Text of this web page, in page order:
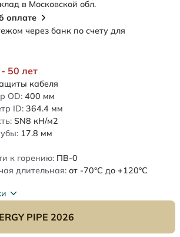
50 лет
кабеля
OD: 400 мм
ID: 364.4 мм
SN8 кН/м2
17.8 мм
к горению: ПВ-0
длительная: от -70°C до +120°C
PIPE 2026
в Московской обл.
оплате
через банк по счету для